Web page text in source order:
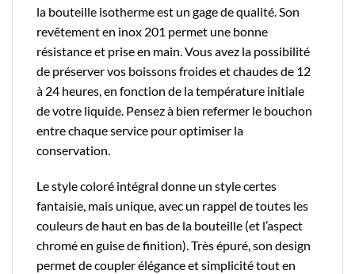
la bouteille isothermeest un gage de qualité. Son
revêtement en inox 201 permet une bonne
résistance et prise en main. Vous avez la possibilité
de préserver vos boissons froides et chaudes de 12
à 24 heures, en fonction de la température initiale
de votre liquide. Pensez à bien refermer le bouchon
entre chaque service pour optimiser la
conservation.
Le stylecoloré intégral donne un style certes
fantaisie, mais unique, avec un rappel de toutes les
couleurs de haut en bas de la bouteille (et l’aspect
chromé en guise de finition). Très épuré, son design
permet de coupler élégance et simplicité tout en